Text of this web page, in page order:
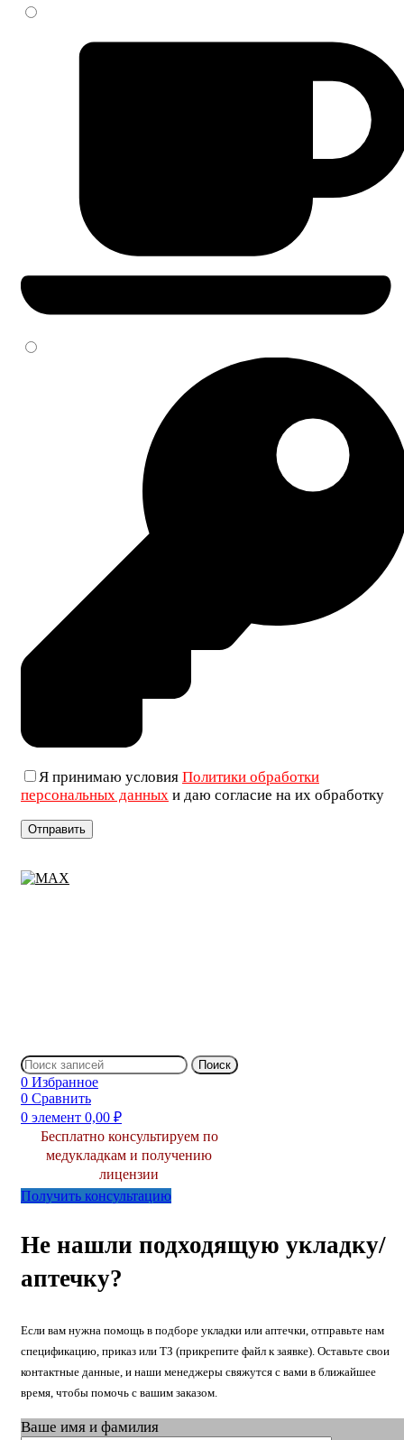
Я принимаю условия Политики обработки
персональных данных и даю согласие на их обработку
Поиск
0 Избранное
0 Сравнить
0 элемент 0,00 ₽
Бесплатно консультируем по
медукладкам и получению
лицензии
Получить консультацию
Не нашли подходящую укладку/
аптечку?
Если вам нужна помощь в подборе укладки или аптечки, отправьте нам
спецификацию, приказ или ТЗ (прикрепите файл к заявке). Оставьте свои
контактные данные, и наши менеджеры свяжутся с вами в ближайшее
время, чтобы помочь с вашим заказом.
Ваше имя и фамилия